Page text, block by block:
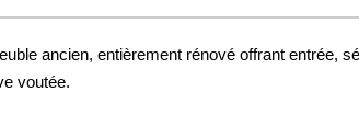
ancien, entièrement rénové offrant entrée,
voutée.